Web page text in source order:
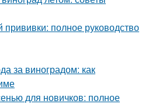
полное руководство
за виноградом: как
для новичков: полное